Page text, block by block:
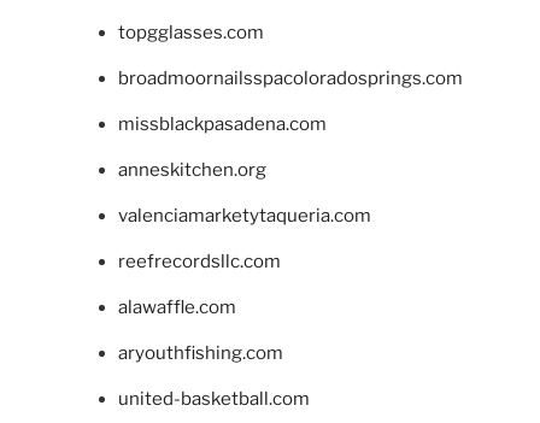
topgglasses.com
broadmoornailsspacoloradosprings.com
missblackpasadena.com
anneskitchen.org
valenciamarketytaqueria.com
reefrecordsllc.com
alawaffle.com
aryouthfishing.com
united-basketball.com